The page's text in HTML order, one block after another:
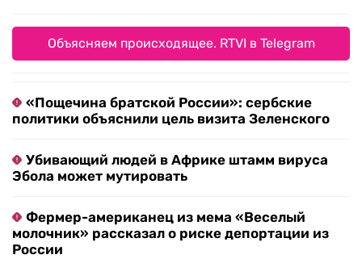
Объясняем происходящее. RTVI в Telegram
«Пощечина братской России»: сербские
политики объяснили цель визита Зеленского
Убивающий людей в Африке штамм вируса
Эбола может мутировать
Фермер-американец из мема «Веселый
молочник» рассказал о риске депортации из
России